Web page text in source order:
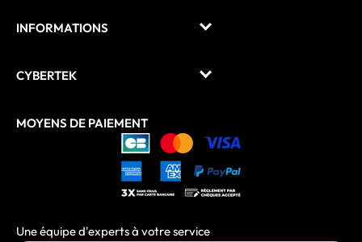
INFORMATIONS
CYBERTEK
MOYENS DE PAIEMENT
Une équipe d'experts à votre service